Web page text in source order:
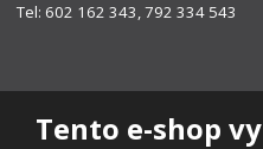
Tento e-shop
Tel: 602 162 343, 792 334 543